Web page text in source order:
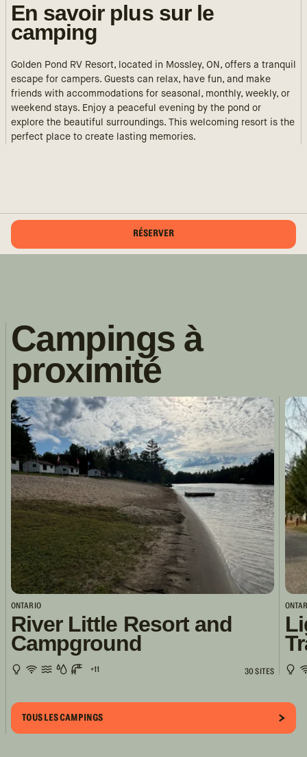
En savoir plus sur le
camping
Golden Pond RV Resort, located in Mossley, ON, offers a tranquil
escape for campers. Guests can relax, have fun, and make
friends with accommodations for seasonal, monthly, weekly, or
weekend stays. Enjoy a peaceful evening by the pond or
explore the beautiful surroundings. This welcoming resort is the
perfect place to create lasting memories.
RÉSERVER
Campings à
proximité
ONTARIO
River Little Resort and
Campground
+11 30 SITES
TOUS LES CAMPINGS